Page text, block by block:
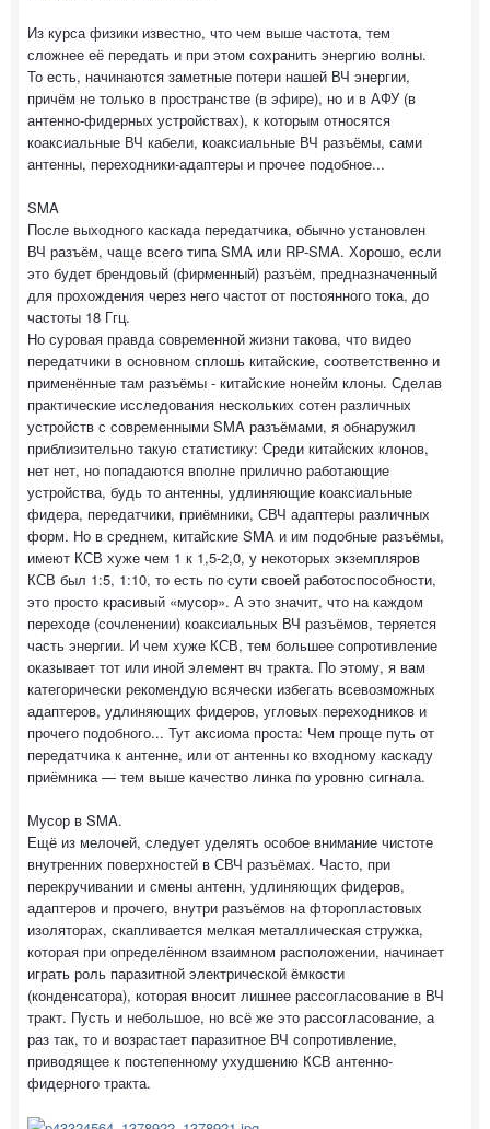
Из курса физики известно, что чем выше частота, тем
сложнее её передать и при этом сохранить энергию волны.
То есть, начинаются заметные потери нашей ВЧ энергии,
причём не только в пространстве (в эфире), но и в АФУ (в
антенно-фидерных устройствах), к которым относятся
коаксиальные ВЧ кабели, коаксиальные ВЧ разъёмы, сами
антенны, переходники-адаптеры и прочее подобное...
SMA
После выходного каскада передатчика, обычно установлен
ВЧ разъём, чаще всего типа SMA или RP-SMA. Хорошо, если
это будет брендовый (фирменный) разъём, предназначенный
для прохождения через него частот от постоянного тока, до
частоты 18 Ггц.
Но суровая правда современной жизни такова, что видео
передатчики в основном сплошь китайские, соответственно и
применённые там разъёмы - китайские нонейм клоны. Сделав
практические исследования нескольких сотен различных
устройств с современными SMA разъёмами, я обнаружил
приблизительно такую статистику: Среди китайских клонов,
нет нет, но попадаются вполне прилично работающие
устройства, будь то антенны, удлиняющие коаксиальные
фидера, передатчики, приёмники, СВЧ адаптеры различных
форм. Но в среднем, китайские SMA и им подобные разъёмы,
имеют КСВ хуже чем 1 к 1,5-2,0, у некоторых экземпляров
КСВ был 1:5, 1:10, то есть по сути своей работоспособности,
это просто красивый «мусор». А это значит, что на каждом
переходе (сочленении) коаксиальных ВЧ разъёмов, теряется
часть энергии. И чем хуже КСВ, тем большее сопротивление
оказывает тот или иной элемент вч тракта. По этому, я вам
категорически рекомендую всячески избегать всевозможных
адаптеров, удлиняющих фидеров, угловых переходников и
прочего подобного... Тут аксиома проста: Чем проще путь от
передатчика к антенне, или от антенны ко входному каскаду
приёмника — тем выше качество линка по уровню сигнала.
Мусор в SMA.
Ещё из мелочей, следует уделять особое внимание чистоте
внутренних поверхностей в СВЧ разъёмах. Часто, при
перекручивании и смены антенн, удлиняющих фидеров,
адаптеров и прочего, внутри разъёмов на фторопластовых
изоляторах, скапливается мелкая металлическая стружка,
которая при определённом взаимном расположении, начинает
играть роль паразитной электрической ёмкости
(конденсатора), которая вносит лишнее рассогласование в ВЧ
тракт. Пусть и небольшое, но всё же это рассогласование, а
раз так, то и возрастает паразитное ВЧ сопротивление,
приводящее к постепенному ухудшению КСВ антенно-
фидерного тракта.